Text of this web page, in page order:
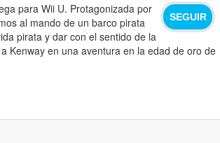
SEGUIR
para Wii U. Protagonizada por
al mando de un barco pirata
pirata y dar con el sentido de la
Kenway en una aventura en la edad de oro de